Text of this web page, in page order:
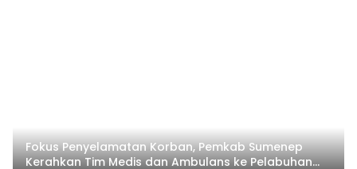
Fokus Penyelamatan Korban, Pemkab Sumenep
Kerahkan Tim Medis dan Ambulans ke Pelabuhan